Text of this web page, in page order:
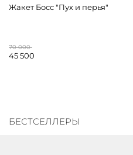
Жакет Босс "Пух и перья"
70 000
45 500
БЕСТСЕЛЛЕРЫ